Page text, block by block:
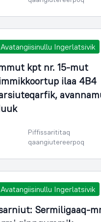
Ingerlatsivik
kpt nr. 15-mut
ilaa 4B4
Piffissarititaq
qaangiutereerpoq
Ingerlatsivik
Sermiligaaq-